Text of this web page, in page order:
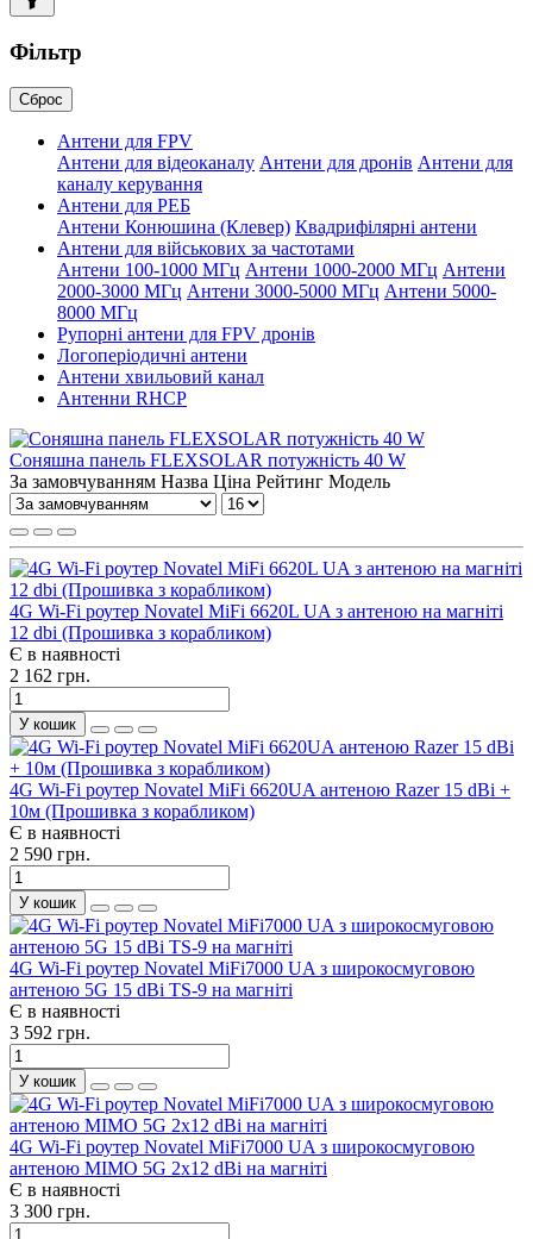
Фільтр
Сброс
Антени для FPV
Антени для відеоканалу Антени для дронів Антени для
каналу керування
Антени для РЕБ
Антени Конюшина (Клевер) Квадрифілярні антени
Антени для військових за частотами
Антени 100-1000 МГц Антени 1000-2000 МГц Антени
2000-3000 МГц Антени 3000-5000 МГц Антени 5000-
8000 МГц
Рупорні антени для FPV дронів
Логоперіодичні антени
Антени хвильовий канал
Антенни RHCP
Соняшна панель FLEXSOLAR потужність 40 W
За замовчуванням Назва Ціна Рейтинг Модель
4G Wi-Fi роутер Novatel MiFi 6620L UA з антеною на магніті
12 dbi (Прошивка з корабликом)
Є в наявності
2 162 грн.
У кошик
4G Wi-Fi роутер Novatel MiFi 6620UA антеною Razer 15 dBi +
10м (Прошивка з корабликом)
Є в наявності
2 590 грн.
У кошик
4G Wi-Fi роутер Novatel MiFi7000 UA з широкосмуговою
антеною 5G 15 dBi TS-9 на магніті
Є в наявності
3 592 грн.
У кошик
4G Wi-Fi роутер Novatel MiFi7000 UA з широкосмуговою
антеною MIMO 5G 2x12 dBi на магніті
Є в наявності
3 300 грн.